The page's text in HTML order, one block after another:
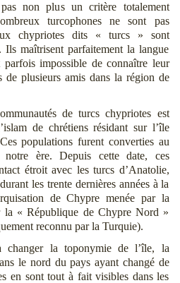
non plus un critère totalement
turcophones ne sont pas
chypriotes dits « turcs » sont
Ils maîtrisent parfaitement la langue
impossible de connaître leur
plusieurs amis dans la région de
de turcs chypriotes est
de chrétiens résidant sur l’île
populations furent converties au
ère. Depuis cette date, ces
étroit avec les turcs d’Anatolie,
les trente dernières années à la
de Chypre menée par la
la « République de Chypre Nord »
reconnu par la Turquie).
changer la toponymie de l’île, la
le nord du pays ayant changé de
en sont tout à fait visibles dans les